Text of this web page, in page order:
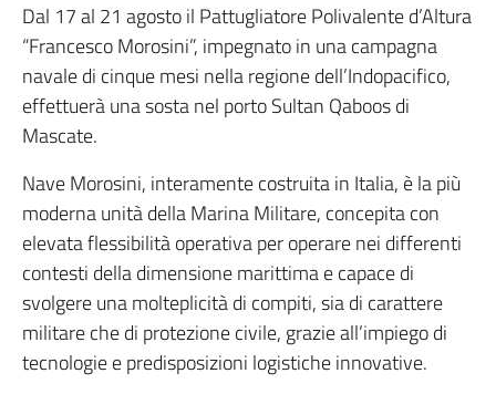
Dal 17 al 21 agosto il Pattugliatore Polivalente d’Altura
“Francesco Morosini”, impegnato in una campagna
navale di cinque mesi nella regione dell’Indopacifico,
effettuerà una sosta nel porto Sultan Qaboos di
Mascate.
Nave Morosini, interamente costruita in Italia, è la più
moderna unità della Marina Militare, concepita con
elevata flessibilità operativa per operare nei differenti
contesti della dimensione marittima e capace di
svolgere una molteplicità di compiti, sia di carattere
militare che di protezione civile, grazie all’impiego di
tecnologie e predisposizioni logistiche innovative.